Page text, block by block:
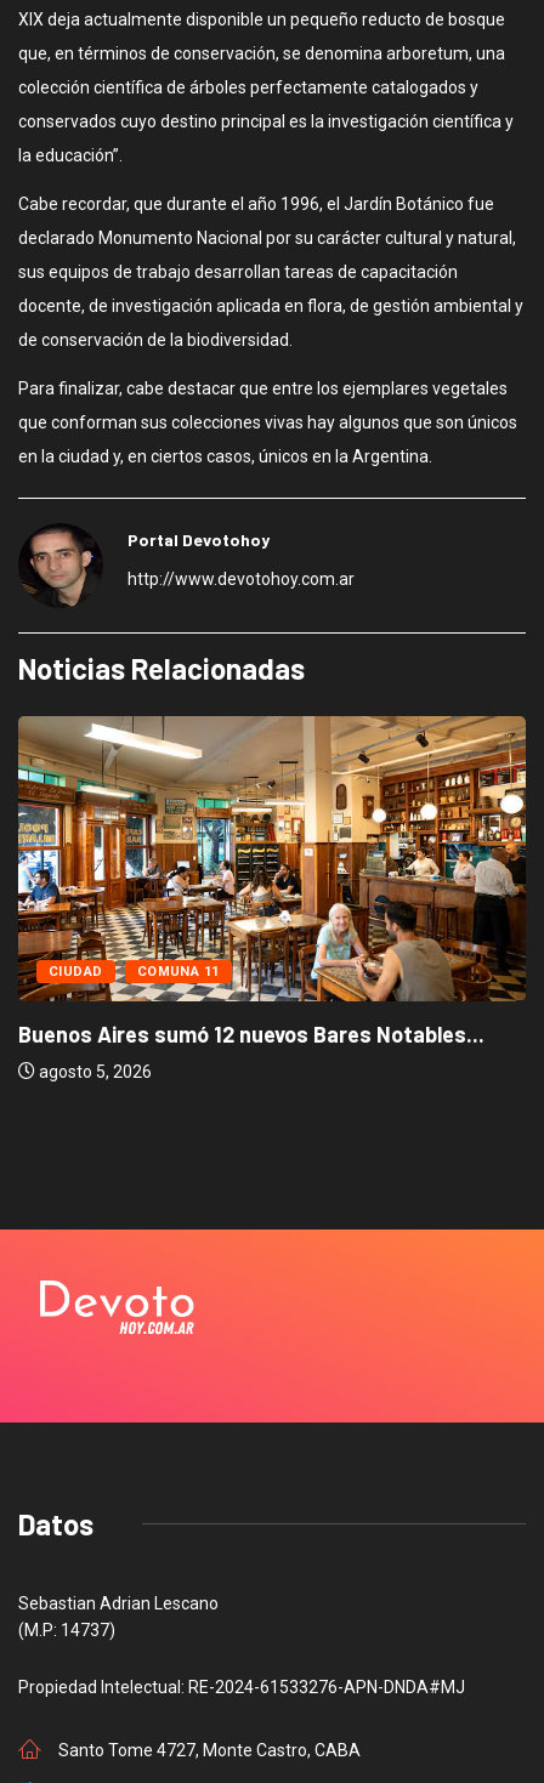
XIX deja actualmente disponible un pequeño reducto de bosque
que, en términos de conservación, se denomina arboretum, una
colección científica de árboles perfectamente catalogados y
conservados cuyo destino principal es la investigación científica y
la educación”.
Cabe recordar, que durante el año 1996, el Jardín Botánico fue
declarado Monumento Nacional por su carácter cultural y natural,
sus equipos de trabajo desarrollan tareas de capacitación
docente, de investigación aplicada en flora, de gestión ambiental y
de conservación de la biodiversidad.
Para finalizar, cabe destacar que entre los ejemplares vegetales
que conforman sus colecciones vivas hay algunos que son únicos
en la ciudad y, en ciertos casos, únicos en la Argentina.
Portal Devotohoy
http://www.devotohoy.com.ar
Noticias Relacionadas
CIUDAD COMUNA 11
Buenos Aires sumó 12 nuevos Bares Notables...
agosto 5, 2026
Datos
Sebastian Adrian Lescano
(M.P: 14737)
Propiedad Intelectual: RE-2024-61533276-APN-DNDA#MJ
Santo Tome 4727, Monte Castro, CABA